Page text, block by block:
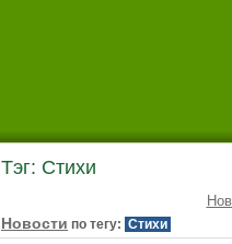
Тэг: Стихи
Новости по тегу: Стихи